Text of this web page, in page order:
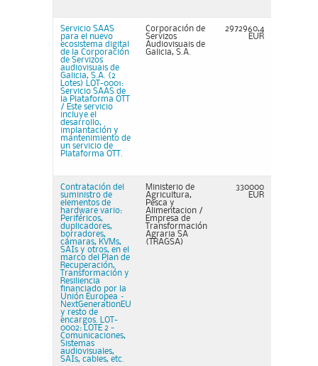
Servicio SAAS
para el nuevo
ecosistema digital
de la Corporación
de Servizos
audiovisuais de
Galicia, S.A. (2
Lotes) LOT-0001:
Servicio SAAS de
la Plataforma OTT
/ Este servicio
incluye el
desarrollo,
implantación y
mantenimiento de
un servicio de
Plataforma OTT.
Corporación de
Servizos
Audiovisuais de
Galicia, S.A.
2972960,4
EUR
Contratación del
suministro de
elementos de
hardware vario:
Periféricos,
duplicadores,
borradores,
cámaras, KVMs,
SAIs y otros, en el
marco del Plan de
Recuperación,
Transformación y
Resiliencia
financiado por la
Unión Europea –
NextGenerationEU
y resto de
encargos. LOT-
0002: LOTE 2 -
Comunicaciones,
Sistemas
audiovisuales,
SAIs, cables, etc.
Ministerio de
Agricultura,
Pesca y
Alimentacion /
Empresa de
Transformación
Agraria SA
(TRAGSA)
330000
EUR